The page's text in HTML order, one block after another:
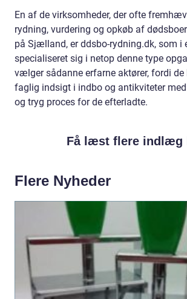
En af de virksomheder, der ofte
rydning, vurdering og opkøb af
på Sjælland, er ddsbo-rydning.dk, som i
specialiseret sig i netop denne type
vælger sådanne erfarne aktører, fordi de
faglig indsigt i indbo og antikviteter
og tryg proces for de efterladte.
Få læst flere indlæg
Flere Nyheder